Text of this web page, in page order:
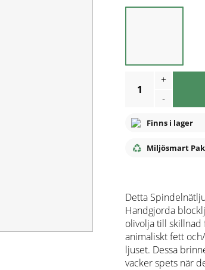
1
+
-
Finns i lager
Miljösmart
Detta
Handgjorda
olivolja till skillnad
animaliskt fett
ljuset. Dessa
vacker spets när